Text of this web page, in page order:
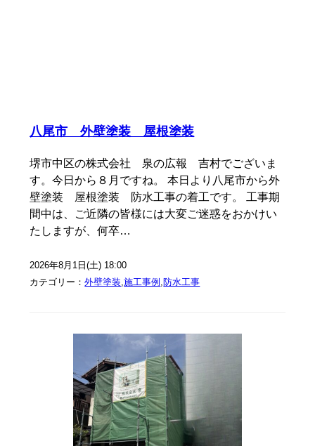
八尾市 外壁塗装 屋根塗装
堺市中区の株式会社 泉の広報 吉村でございま
す。今日から８月ですね。 本日より八尾市から外
壁塗装 屋根塗装 防水工事の着工です。 工事期
間中は、ご近隣の皆様には大変ご迷惑をおかけい
たしますが、何卒…
2026年8月1日(土) 18:00
カテゴリー：外壁塗装,施工事例 ,防水工事